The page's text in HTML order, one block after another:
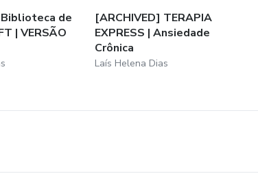
Biblioteca de
| VERSÃO
[ARCHIVED] TERAPIA
EXPRESS | Ansiedade
Crônica
Laís Helena Dias